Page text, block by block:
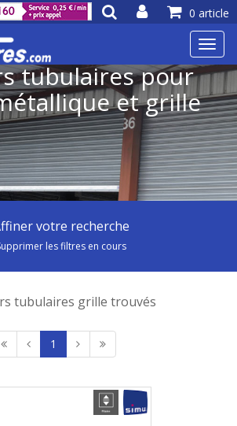
0 article
tubulaires pour
et grille
votre recherche
les filtres en cours
tubulaires grille trouvés
1